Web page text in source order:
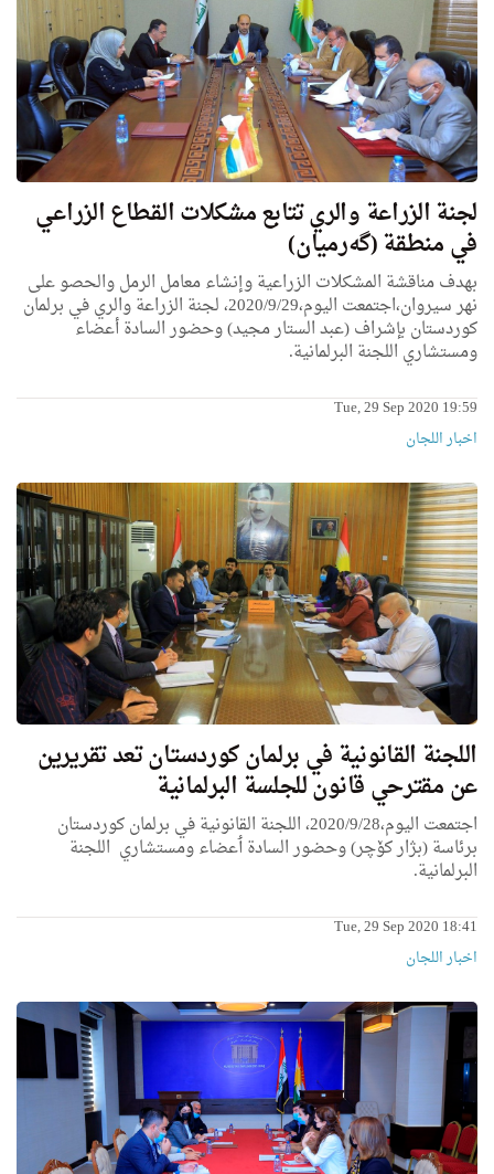
لجنة الزراعة والري تتابع مشكلات القطاع الزراعي
في منطقة (گەرمیان)
بهدف مناقشة المشكلات الزراعية وإنشاء معامل الرمل والحصو على
نهر سيروان،اجتمعت اليوم،2020/9/29، لجنة الزراعة والري في برلمان
كوردستان بإشراف (عبد الستار مجید) وحضور السادة أعضاء
ومستشاري اللجنة البرلمانية.
Tue, 29 Sep 2020 19:59
اخبار اللجان
اللجنة القانونية في برلمان كوردستان تعد تقريرين
عن مقترحي قانون للجلسة البرلمانية
اجتمعت اليوم،2020/9/28، اللجنة القانونية في برلمان كوردستان
برئاسة (بژار کۆچر) وحضور السادة ٲعضاء ومستشاري اللجنة
البرلمانية.
Tue, 29 Sep 2020 18:41
اخبار اللجان